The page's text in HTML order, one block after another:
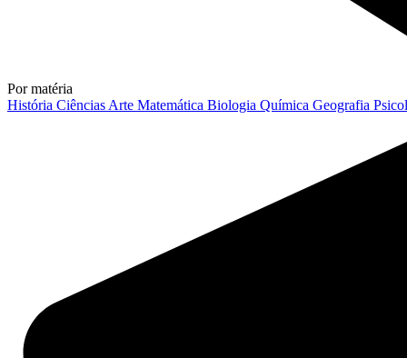
Por matéria
História Ciências Arte Matemática Biologia Química Geografia